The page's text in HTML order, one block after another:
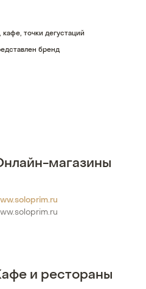
точки дегустаций
бренд
магазины
и рестораны